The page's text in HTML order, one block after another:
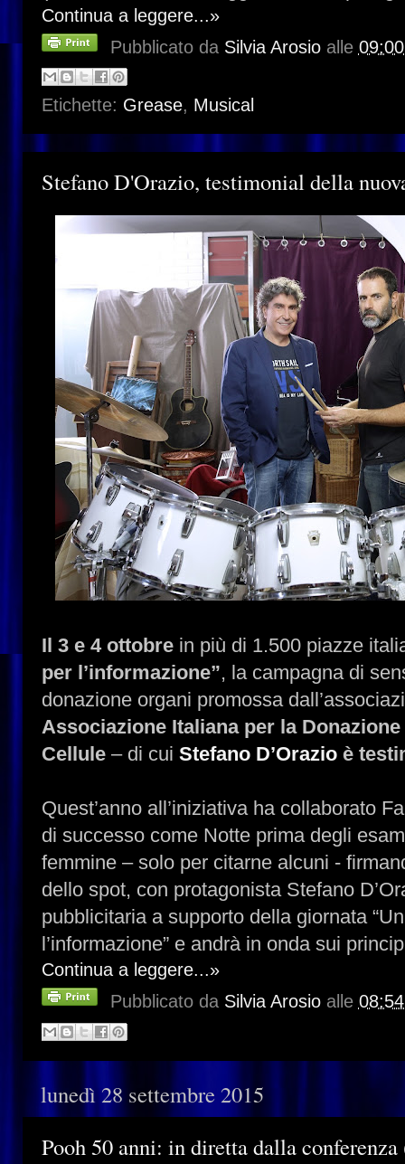
Continua a leggere...»
Pubblicato da Silvia Arosio alle
Etichette: Grease, Musical
Stefano D'Orazio, testimonial della
Il 3 e 4 ottobre in più di 1.500 piazze
per l’informazione”, la campagna di
donazione organi promossa
Associazione Italiana per la
Cellule – di cui Stefano D’Orazio è
Quest’anno all’iniziativa ha collaborato
di successo come Notte prima degli
femmine – solo per citarne alcuni -
dello spot, con protagonista Stefano
pubblicitaria a supporto della giornata
l’informazione” e andrà in onda sui
Continua a leggere...»
Pubblicato da Silvia Arosio alle
lunedì 28 settembre 2015
Pooh 50 anni: in diretta dalla